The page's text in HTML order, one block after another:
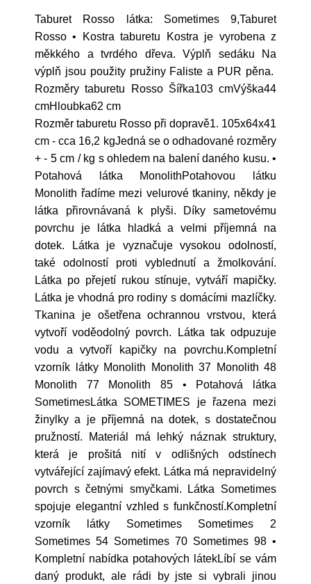
Taburet Rosso látka: Sometimes 9,Taburet
Rosso • Kostra taburetu Kostra je vyrobena z
měkkého a tvrdého dřeva. Výplň sedáku Na
výplň jsou použity pružiny Faliste a PUR pěna.
Rozměry taburetu Rosso Šířka103 cmVýška44
cmHloubka62 cm
Rozměr taburetu Rosso při dopravě1. 105x64x41
cm - cca 16,2 kgJedná se o odhadované rozměry
+ - 5 cm / kg s ohledem na balení daného kusu. •
Potahová látka MonolithPotahovou látku
Monolith řadíme mezi velurové tkaniny, někdy je
látka přirovnávaná k plyši. Díky sametovému
povrchu je látka hladká a velmi příjemná na
dotek. Látka je vyznačuje vysokou odolností,
také odolností proti vyblednutí a žmolkování.
Látka po přejetí rukou stínuje, vytváří mapičky.
Látka je vhodná pro rodiny s domácími mazlíčky.
Tkanina je ošetřena ochrannou vrstvou, která
vytvoří voděodolný povrch. Látka tak odpuzuje
vodu a vytvoří kapičky na povrchu.Kompletní
vzorník látky Monolith Monolith 37 Monolith 48
Monolith 77 Monolith 85 • Potahová látka
SometimesLátka SOMETIMES je řazena mezi
žinylky a je příjemná na dotek, s dostatečnou
pružností. Materiál má lehký náznak struktury,
která je prošitá nití v odlišných odstínech
vytvářející zajímavý efekt. Látka má nepravidelný
povrch s četnými smyčkami. Látka Sometimes
spojuje elegantní vzhled s funkčností.Kompletní
vzorník látky Sometimes Sometimes 2
Sometimes 54 Sometimes 70 Sometimes 98 •
Kompletní nabídka potahových látekLíbí se vám
daný produkt, ale rádi by jste si vybrali jinou